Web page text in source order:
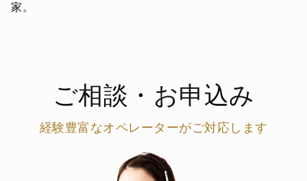
家。
ご相談・お申込み
経験豊富なオペレーターがご対応します